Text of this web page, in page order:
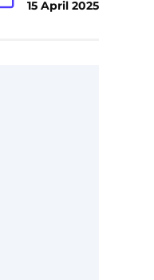
15 April 2025